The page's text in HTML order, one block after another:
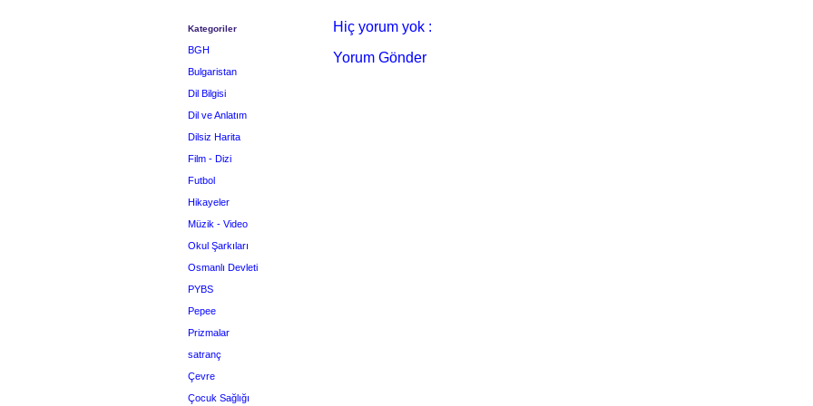
Hiç yorum yok :
Yorum Gönder
Kategoriler
BGH
Bulgaristan
Dil Bilgisi
Dil ve Anlatım
Dilsiz Harita
Film - Dizi
Futbol
Hikayeler
Müzik - Video
Okul Şarkıları
Osmanlı Devleti
PYBS
Pepee
Prizmalar
satranç
Çevre
Çocuk Sağlığı